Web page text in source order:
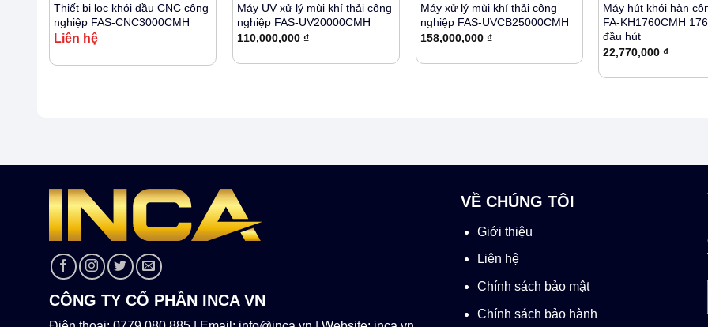
Thiết bị lọc khói dầu CNC công
nghiệp FAS-CNC3000CMH
Liên hệ
Máy UV xử lý mùi khí thải công
nghiệp FAS-UV20000CMH
110,000,000 ₫
Máy xử lý mùi khí thải công
nghiệp FAS-UVCB25000CMH
158,000,000 ₫
Máy hút khói hàn
FA-KH1760CMH
đầu hút
22,770,000₫
CÔNG TY CỔ PHẦN INCA VN
VỀ CHÚNG TÔI
Giới thiệu
Liên hệ
Chính sách bảo mật
Chính sách bảo hành